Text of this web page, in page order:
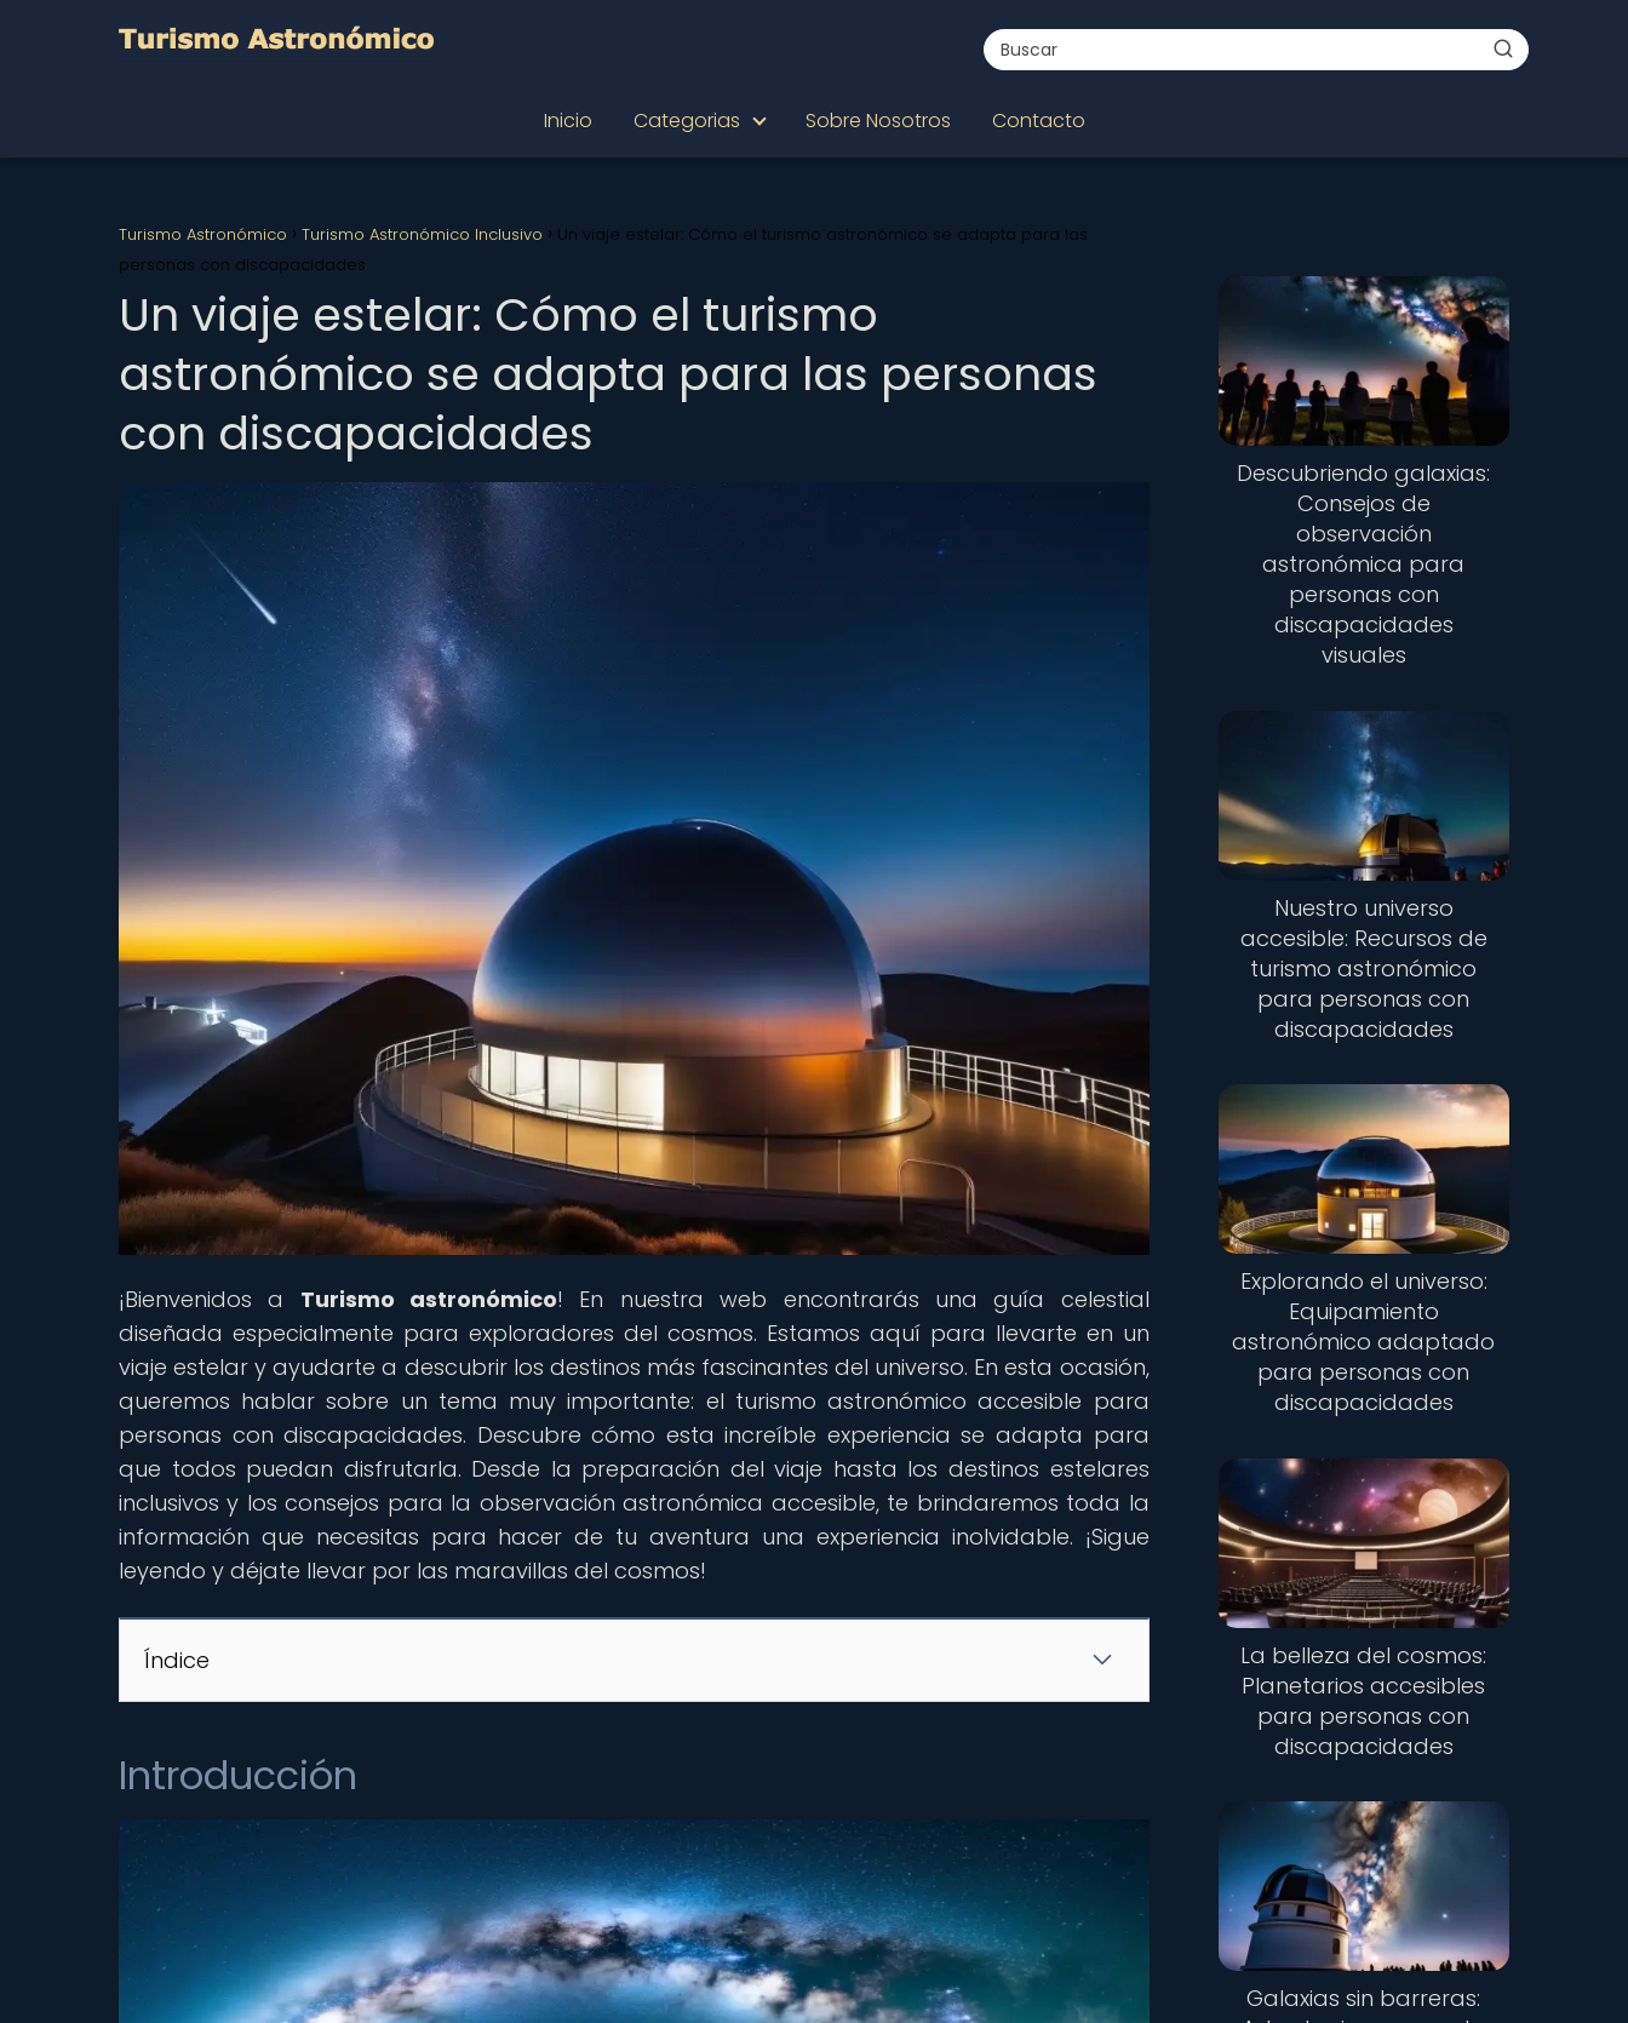
Inicio Categorias Sobre Nosotros Contacto
Turismo Astronómico Turismo Astronómico Inclusivo
Un viaje estelar: Cómo el turismo astronómico se adapta para las
personas con discapacidades
Un viaje estelar: Cómo el turismo
astronómico se adapta para las personas
con discapacidades
¡Bienvenidos a Turismo astronómico! En nuestra web encontrarás una guía celestial
diseñada especialmente para exploradores del cosmos. Estamos aquí para llevarte en un
viaje estelar y ayudarte a descubrir los destinos más fascinantes del universo. En esta ocasión,
queremos hablar sobre un tema muy importante: el turismo astronómico accesible para
personas con discapacidades. Descubre cómo esta increíble experiencia se adapta para
que todos puedan disfrutarla. Desde la preparación del viaje hasta los destinos estelares
inclusivos y los consejos para la observación astronómica accesible, te brindaremos toda la
información que necesitas para hacer de tu aventura una experiencia inolvidable. ¡Sigue
leyendo y déjate llevar por las maravillas del cosmos!
Índice
Introducción
Descubriendo galaxias:
Consejos de
observación
astronómica para
personas con
discapacidades
visuales
Nuestro universo
accesible: Recursos de
turismo astronómico
para personas con
discapacidades
Explorando el universo:
Equipamiento
astronómico adaptado
para personas con
discapacidades
La belleza del cosmos:
Planetarios accesibles
para personas con
discapacidades
Galaxias sin barreras: